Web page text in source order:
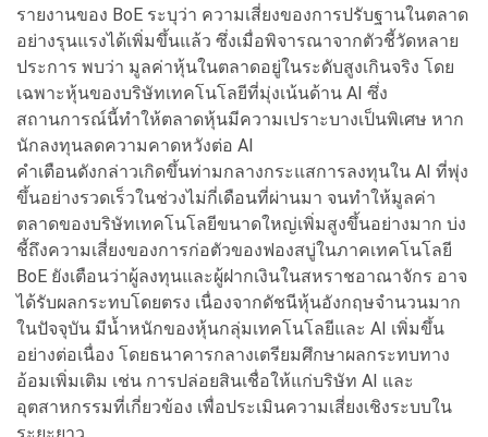
รายงานของ BoE ระบุว่า ความเสี่ยงของการปรับฐานในตลาด
อย่างรุนแรงได้เพิ่มขึ้นแล้ว ซึ่งเมื่อพิจารณาจากตัวชี้วัดหลาย
ประการ พบว่า มูลค่าหุ้นในตลาดอยู่ในระดับสูงเกินจริง โดย
เฉพาะหุ้นของบริษัทเทคโนโลยีที่มุ่งเน้นด้าน AI ซึ่ง
สถานการณ์นี้ทำให้ตลาดหุ้นมีความเปราะบางเป็นพิเศษ หาก
นักลงทุนลดความคาดหวังต่อ AI
คำเตือนดังกล่าวเกิดขึ้นท่ามกลางกระแสการลงทุนใน AI ที่พุ่ง
ขึ้นอย่างรวดเร็วในช่วงไม่กี่เดือนที่ผ่านมา จนทำให้มูลค่า
ตลาดของบริษัทเทคโนโลยีขนาดใหญ่เพิ่มสูงขึ้นอย่างมาก บ่ง
ชี้ถึงความเสี่ยงของการก่อตัวของฟองสบู่ในภาคเทคโนโลยี
BoE ยังเตือนว่าผู้ลงทุนและผู้ฝากเงินในสหราชอาณาจักร อาจ
ได้รับผลกระทบโดยตรง เนื่องจากดัชนีหุ้นอังกฤษจำนวนมาก
ในปัจจุบัน มีน้ำหนักของหุ้นกลุ่มเทคโนโลยีและ AI เพิ่มขึ้น
อย่างต่อเนื่อง โดยธนาคารกลางเตรียมศึกษาผลกระทบทาง
อ้อมเพิ่มเติม เช่น การปล่อยสินเชื่อให้แก่บริษัท AI และ
อุตสาหกรรมที่เกี่ยวข้อง เพื่อประเมินความเสี่ยงเชิงระบบใน